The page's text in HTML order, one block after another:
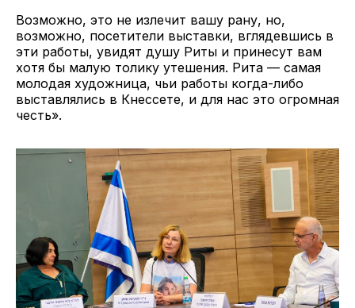
Возможно, это не излечит вашу рану, но,
возможно, посетители выставки, вглядевшись в
эти работы, увидят душу Риты и принесут вам
хотя бы малую толику утешения. Рита — самая
молодая художница, чьи работы когда-либо
выставлялись в Кнессете, и для нас это огромная
честь».